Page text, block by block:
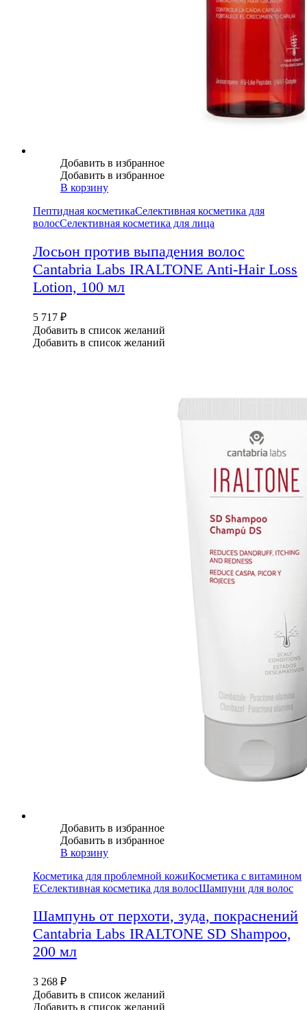
Добавить в избранное
Добавить в избранное
В корзину
Пептидная косметикаСелективная косметика для
волосСелективная косметика для лица
Лосьон против выпадения волос
Cantabria Labs IRALTONE Anti-Hair Loss
Lotion, 100 мл
5 717 ₽
Добавить в список желаний
Добавить в список желаний
Добавить в избранное
Добавить в избранное
В корзину
Косметика для проблемной кожиКосметика с витамином
ЕСелективная косметика для волосШампуни для волос
Шампунь от перхоти, зуда, покраснений
Cantabria Labs IRALTONE SD Shampoo,
200 мл
3 268 ₽
Добавить в список желаний
Добавить в список желаний